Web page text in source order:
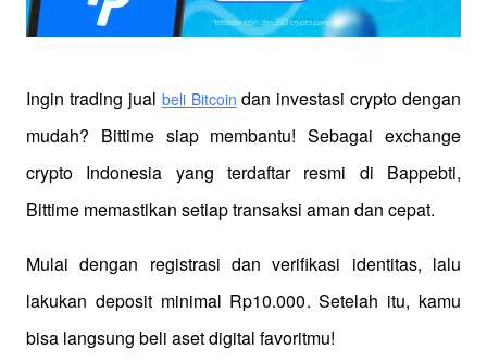
Ingin trading jual beli Bitcoin dan investasi crypto dengan
mudah? Bittime siap membantu! Sebagai exchange
crypto Indonesia yang terdaftar resmi di Bappebti,
Bittime memastikan setiap transaksi aman dan cepat.
Mulai dengan registrasi dan verifikasi identitas, lalu
lakukan deposit minimal Rp10.000. Setelah itu, kamu
bisa langsung beli aset digital favoritmu!